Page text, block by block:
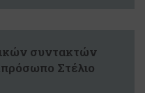
συντακτών
Στέλιο